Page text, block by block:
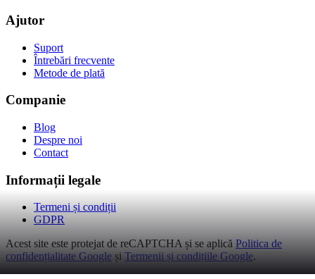
Ajutor
Suport
Întrebări frecvente
Metode de plată
Companie
Blog
Despre noi
Contact
Informații legale
Termeni și condiții
GDPR
Acest site este protejat de reCAPTCHA și se aplică Politica de
confidențialitate Google și Termenii și condițiile Google.